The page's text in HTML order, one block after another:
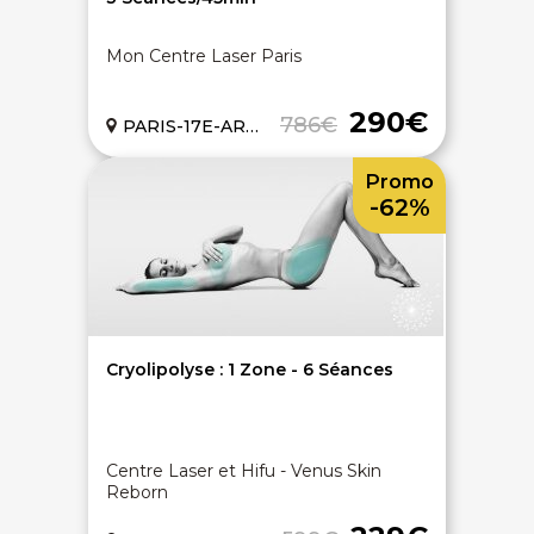
Mon Centre Laser Paris
786€ 290€
PARIS-17E-ARRONDISSEMENT (75)
Cryolipolyse : 1 Zone - 6 Séances
Centre Laser et Hifu - Venus Skin
Reborn
Promo
-62%